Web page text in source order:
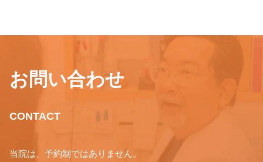
お問い合わせ
CONTACT
当院は、予約制ではありません。